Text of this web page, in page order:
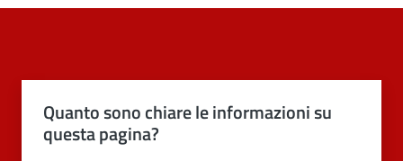
Quanto sono chiare le informazioni su
questa pagina?